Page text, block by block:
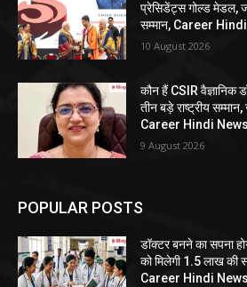
प्रेसिडेंट्स गोल्ड मेडल,
सम्मान, Career
10 August 2026
कौन हैं CSIR वैज्ञानिक
तीन बड़े राष्ट्रीय
Career Hindi News
9 August 2026
POPULAR POSTS
डॉक्टर बनने का सपना
को मिलेगी 1.5 लाख की
Career Hindi News